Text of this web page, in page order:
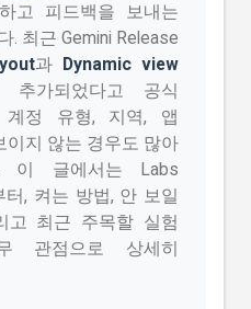
고 피드백을 보내는
. 최근 Gemini Release
과
Dynamic view
가되었다고 공식
계정 유형, 지역, 앱
이지 않는 경우도 많아
. 이 글에서는 Labs
, 켜는 방법, 안 보일
고 최근 주목할 실험
관점으로 상세히